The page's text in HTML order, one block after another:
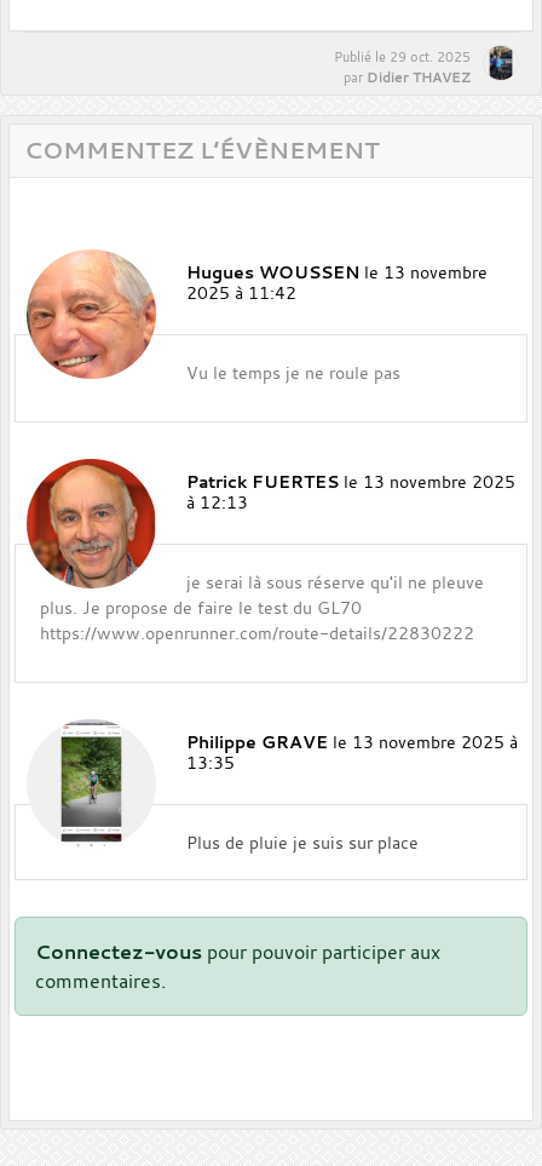
Publié le 29 oct. 2025
par Didier THAVEZ
COMMENTEZ L’ÉVÈNEMENT
Hugues WOUSSEN le 13 novembre
2025 à 11:42
Vu le temps je ne roule pas
Patrick FUERTES le 13 novembre 2025
à 12:13
je serai là sous réserve qu'il ne pleuve
plus. Je propose de faire le test du GL70
https://www.openrunner.com/route-details/22830222
Philippe GRAVE le 13 novembre 2025 à
13:35
Plus de pluie je suis sur place
Connectez-vous pour pouvoir participer aux
commentaires.